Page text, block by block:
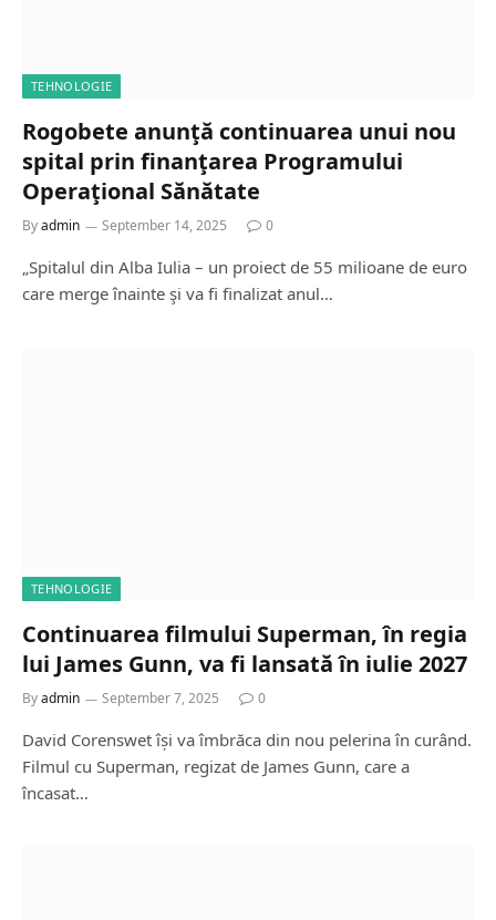
TEHNOLOGIE
Rogobete anunţă continuarea unui nou
spital prin finanţarea Programului
Operaţional Sănătate
Byadmin September 14, 2025 0
„Spitalul din Alba Iulia – un proiect de 55 milioane de euro
care merge înainte şi va fi finalizat anul…
TEHNOLOGIE
Continuarea filmului Superman, în regia
lui James Gunn, va fi lansată în iulie 2027
Byadmin September 7, 2025 0
David Corenswet își va îmbrăca din nou pelerina în curând.
Filmul cu Superman, regizat de James Gunn, care a
încasat…